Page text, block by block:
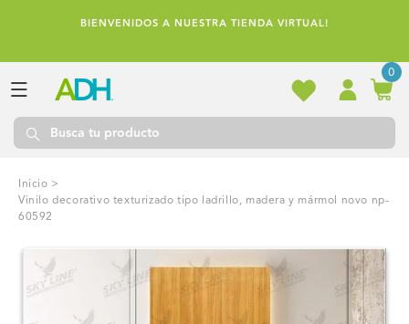
directamenteBIENVENIDOS A NUESTRA TIENDA VIRTUAL!
0
Inicio >
vinilo decorativo texturizado tipo ladrillo, madera y mármol novo np-
60592